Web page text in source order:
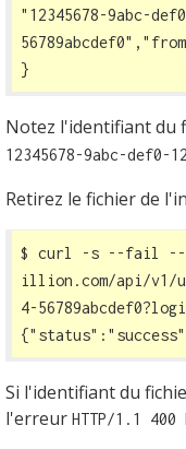
"12345678-9abc-
}
Notez l'identifiant du
12345678-9abc-def0-
Retirez le fichier de
$ curl -s --fail --
illion.com/api/v1/
4-
Si l'identifiant du
l'erreur HTTP/1.1 400